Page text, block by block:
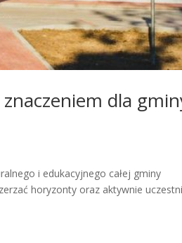
dla
i edukacyjnego całej gminy
horyzonty oraz aktywnie